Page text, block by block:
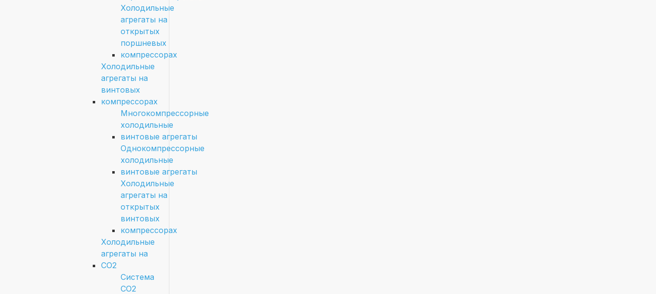
Холодильные
агрегаты на
открытых
поршневых
компрессорах
Холодильные
агрегаты на
винтовых
компрессорах
Многокомпрессорные
холодильные
винтовые агрегаты
Однокомпрессорные
холодильные
винтовые агрегаты
Холодильные
агрегаты на
открытых
винтовых
компрессорах
Холодильные
агрегаты на
CO2
Система
СО2